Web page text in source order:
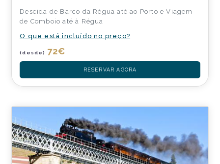
Descida de Barco da Régua até ao Porto e Viagem
de Comboio até à Régua
O que está incluído no preço?
(desde) 72€
RESERVAR AGORA